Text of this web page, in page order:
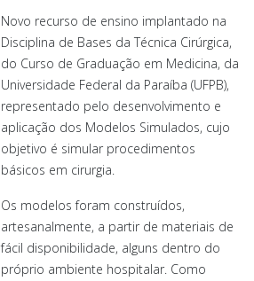
Novo recurso de ensino implantado na
Disciplina de Bases da Técnica Cirúrgica,
do Curso de Graduação em Medicina, da
Universidade Federal da Paraíba (UFPB),
representado pelo desenvolvimento e
aplicação dos Modelos Simulados, cujo
objetivo é simular procedimentos
básicos em cirurgia.
Os modelos foram construídos,
artesanalmente, a partir de materiais de
fácil disponibilidade, alguns dentro do
próprio ambiente hospitalar. Como